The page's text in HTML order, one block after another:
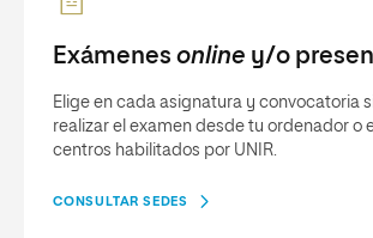
Exámenes online y/o
Elige en cada asignatura y convocatoria
realizar el examen desde tu ordenador o
centros habilitados por UNIR.
CONSULTAR SEDES